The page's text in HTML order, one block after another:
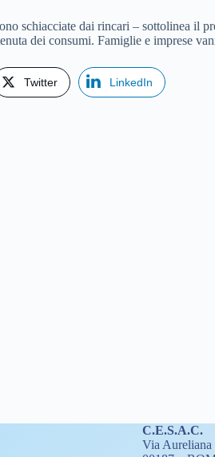
schiacciate dai rincari – sottolinea il
dei consumi. Famiglie e imprese
Twitter LinkedIn
C.E.S.A.C.
Via Aureliana